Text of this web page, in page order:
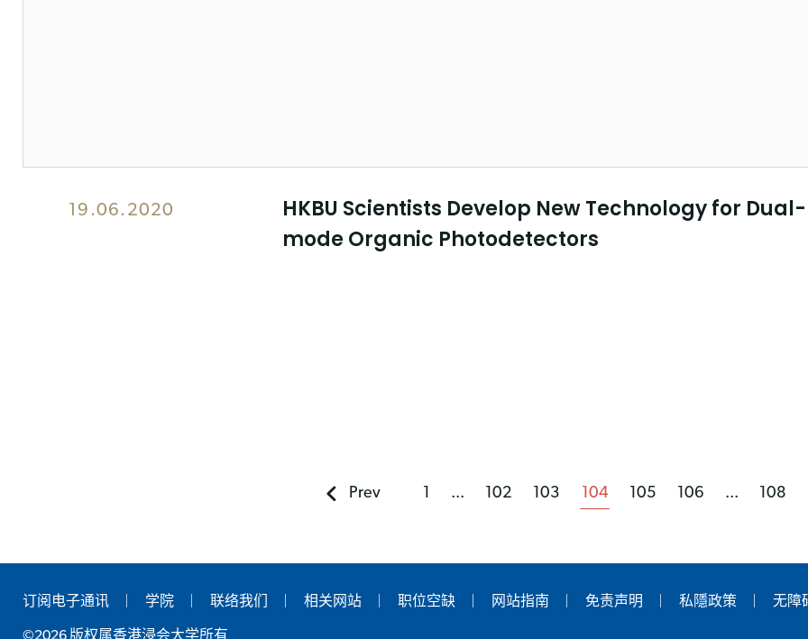
19.06.2020
HKBU Scientists Develop New Technology for Dual-
mode Organic Photodetectors
Prev 1 ... 102 103 104 105 106 ... 108
订阅电子通讯 学院 联络我们 相关网站 职位空缺 网站指南 免责声明 私隱政策 无障